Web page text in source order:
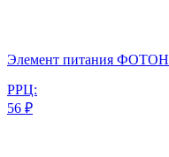
Элемент питания ФОТОН
РРЦ:
56 ₽